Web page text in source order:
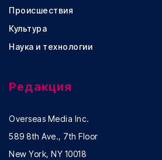
Происшествия
Культура
Наука и технологии
Редакция
Overseas Media Inc.
589 8th Ave., 7th Floor
New York, NY 10018